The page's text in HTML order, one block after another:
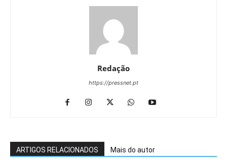
Redação
https://pressnet.pt
ARTIGOS RELACIONADOS Mais do autor